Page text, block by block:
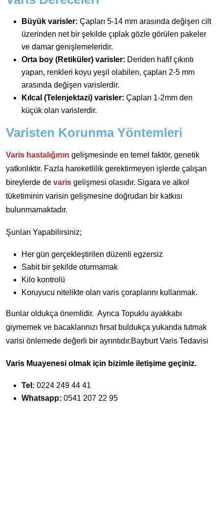
Büyük varisler: Çapları 5-14 mm arasında değişen cilt
üzerinden net bir şekilde çıplak gözle görülen pakeler
ve damar genişlemeleridir.
Orta boy (Retiküler) varisler: Deriden hafif çıkıntı
yapan, renkleri koyu yeşil olabilen, çapları 2-5 mm
arasında değişen varislerdir.
Kılcal (Telenjektazi) varisler: Çapları 1-2mm den
küçük olan varislerdir.
Varisten Korunma Yöntemleri
Varis hastalığının gelişmesinde en temel faktör, genetik
yatkınlıktır. Fazla hareketlilik gerektirmeyen işlerde çalışan
bireylerde de varis gelişmesi olasıdır. Sigara ve alkol
tüketiminin varisin gelişmesine doğrudan bir katkısı
bulunmamaktadır.
Şunları Yapabilirsiniz;
Her gün gerçekleştirilen düzenli egzersiz
Sabit bir şekilde oturmamak
Kilo kontrolü
Koruyucu nitelikte olan varis çoraplarını kullanmak.
Bunlar oldukça önemlidir. Ayrıca Topuklu ayakkabı
giymemek ve bacaklarınızı fırsat buldukça yukarıda tutmak
varisi önlemede değerli bir ayrıntıdır.Bayburt Varis Tedavisi
Varis Muayenesi olmak için bizimle iletişime geçiniz.
Tel: 0224 249 44 41
Whatsapp: 0541 207 22 95